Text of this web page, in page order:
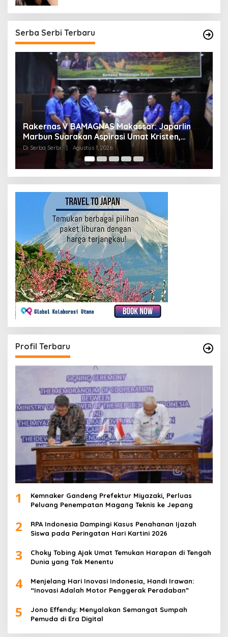
Serba Serbi Terbaru
Momentum Kesatuan Doa Nasional 2026
Bakal Digelar di HUT RI Ke-81, Seluruh Aras
Gereja Bersatu Doakan Indonesia
Di Serba Serbi | Juli 21, 2026
Profil Terbaru
1
Kemnaker Gandeng Prefektur Miyazaki, Perluas
Peluang Penempatan Magang Teknis ke Jepang
2
RPA Indonesia Dampingi Kasus Penahanan Ijazah
Siswa pada Peringatan Hari Kartini 2026
3
Choky Tobing Ajak Umat Temukan Harapan di Tengah
Dunia yang Tak Menentu
4
Menjelang Hari Inovasi Indonesia, Handi Irawan:
“Inovasi Adalah Motor Penggerak Peradaban”
5
Jono Effendy: Menyalakan Semangat Sumpah
Pemuda di Era Digital